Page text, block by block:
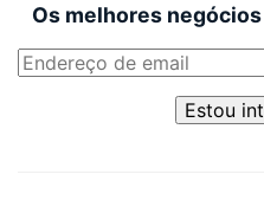
Os melhores
Estou